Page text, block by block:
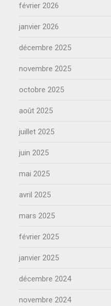
février 2026
janvier 2026
décembre 2025
novembre 2025
octobre 2025
août 2025
juillet 2025
juin 2025
mai 2025
avril 2025
mars 2025
février 2025
janvier 2025
décembre 2024
novembre 2024